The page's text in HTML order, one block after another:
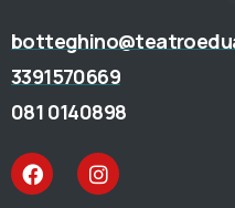
3391570669
081 0140898